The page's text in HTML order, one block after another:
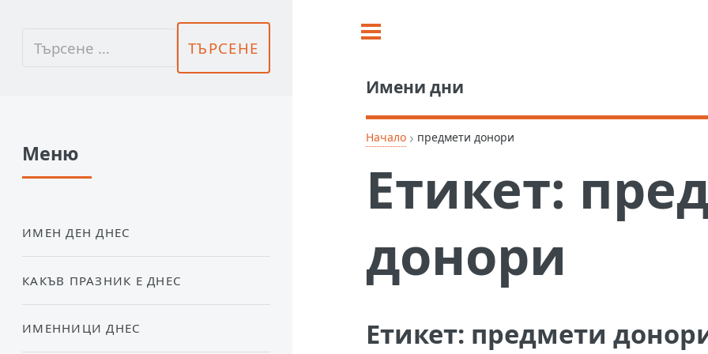
Имени дни
Начало › предмети донори
Етикет:
донори
Етикет: предмети
Меню
ИМЕН ДЕН ДНЕС
КАКЪВ ПРАЗНИК Е ДНЕС
ИМЕННИЦИ ДНЕС